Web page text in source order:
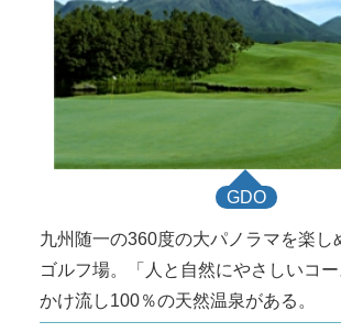
GDO
九州随一の360度の大パノラマを楽し
ゴルフ場。「人と自然にやさしいコ
かけ流し100％の天然温泉がある。